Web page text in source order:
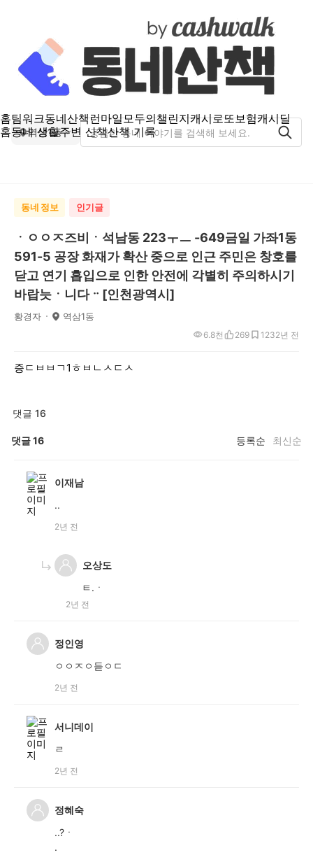
홈팀워크동네산책런마일모두의챌린지캐시로또보험캐시딜
홈동네 생활주변 산책산책 기록
역삼1동
동네 정보 인기글
ㆍㅇㅇㅈ즈비ㆍ석남동 223ㅜㅡ -649금일 가좌1동
591-5 공장 화재가 확산 중으로 인근 주민은 창호를
닫고 연기 흡입으로 인한 안전에 각별히 주의하시기
바랍늣ㆍ니다ᆢ[인천광역시]
황경자 역삼1동
2년 전
6.8천 269 123
증ㄷㅂㅂㄱ1ㅎㅂㄴㅅㄷㅅ
댓글 16
댓글16 등록순 최신순
이재남
..
2년 전
오상도
ㅌ.ㆍ
2년 전
정인영
ㅇㅇㅈㅇ듣ㅇㄷ
2년 전
서니데이
ㄹ
2년 전
정혜숙
..?ㆍ
.